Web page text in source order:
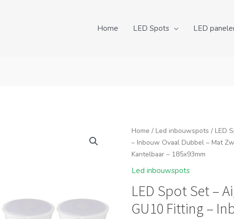
Home LED Spots LED
Home / Led inbouwspots / LED
– Inbouw Ovaal Dubbel – Mat
Kantelbaar – 185x93mm
Led inbouwspots
LED Spot Set –
GU10 Fitting –